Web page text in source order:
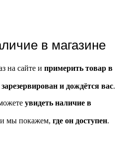
в магазине
на сайте и примерить товар в
зарезервирован и дождётся вас.
увидеть наличие в
и мы покажем, где он доступен.